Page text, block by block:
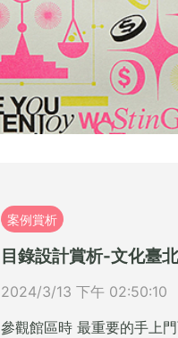
案例賞析
目錄設計賞析-文化臺
2024/3/13 下午 02:50:10
參觀館區時 最重要的手上